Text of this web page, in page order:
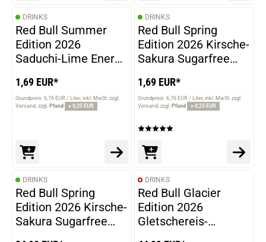
DRINKS
Red Bull Summer
Edition 2026
Saduchi-Lime Energy
1,69 EUR*
Grundpreis: 6,76 EUR / Liter inkl. MwSt. zzgl.
Versand zzgl. Pfand + 0,25 EUR
DRINKS
Red Bull Spring
Edition 2026 Kirsche-
Sakura Sugarfree
1,69 EUR*
Grundpreis: 6,76 EUR / Liter inkl. MwSt. zzgl.
Versand zzgl. Pfand + 0,25 EUR
DRINKS
Red Bull Spring
Edition 2026 Kirsche-
Sakura Sugarfree
DRINKS
Red Bull Glacier
Edition 2026
Gletschereis-